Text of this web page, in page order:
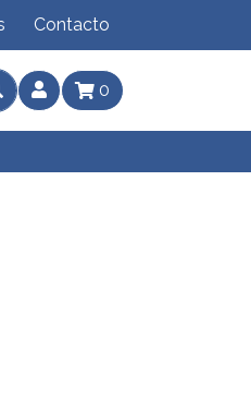
Contacto
0